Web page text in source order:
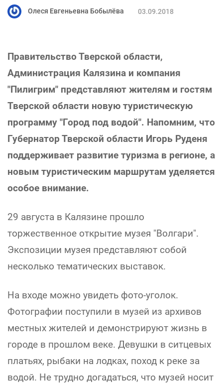
Олеся Евгеньевна Бобылёва 03.09.2018
Правительство Тверской области,
Администрация Калязина и компания
"Пилигрим" представляют жителям и гостям
Тверской области новую туристическую
программу "Город под водой". Напомним, что
Губернатор Тверской области Игорь Руденя
поддерживает развитие туризма в регионе, а
новым туристическим маршрутам уделяется
особое внимание.
29 августа в Калязине прошло
торжественное открытие музея "Волгари".
Экспозиции музея представляют собой
несколько тематических выставок.
На входе можно увидеть фото-уголок.
Фотографии поступили в музей из архивов
местных жителей и демонстрируют жизнь в
городе в прошлом веке. Девушки в ситцевых
платьях, рыбаки на лодках, поход к реке за
водой. Не трудно догадаться, что музей носит